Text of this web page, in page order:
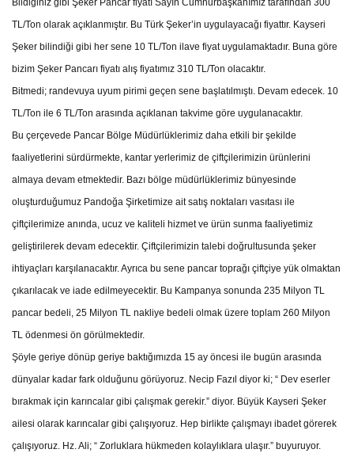
Bildiğiniz gibi Şeker Pancar fiyatı Sayın Cumhurbaşkanımız tarafından 300
TL/Ton olarak açıklanmıştır. Bu Türk Şeker’in uygulayacağı fiyattır. Kayseri
Şeker bilindiği gibi her sene 10 TL/Ton ilave fiyat uygulamaktadır. Buna göre
bizim Şeker Pancarı fiyatı alış fiyatımız 310 TL/Ton olacaktır.
Bitmedi; randevuya uyum pirimi geçen sene başlatılmıştı. Devam edecek. 10
TL/Ton ile 6 TL/Ton arasında açıklanan takvime göre uygulanacaktır.
Bu çerçevede Pancar Bölge Müdürlüklerimiz daha etkili bir şekilde
faaliyetlerini sürdürmekte, kantar yerlerimiz de çiftçilerimizin ürünlerini
almaya devam etmektedir. Bazı bölge müdürlüklerimiz bünyesinde
oluşturduğumuz Pandoğa Şirketimize ait satış noktaları vasıtası ile
çiftçilerimize anında, ucuz ve kaliteli hizmet ve ürün sunma faaliyetimiz
geliştirilerek devam edecektir. Çiftçilerimizin talebi doğrultusunda şeker
ihtiyaçları karşılanacaktır. Ayrıca bu sene pancar toprağı çiftçiye yük olmaktan
çıkarılacak ve iade edilmeyecektir. Bu Kampanya sonunda 235 Milyon TL
pancar bedeli, 25 Milyon TL nakliye bedeli olmak üzere toplam 260 Milyon
TL ödenmesi ön görülmektedir.
Şöyle geriye dönüp geriye baktığımızda 15 ay öncesi ile bugün arasında
dünyalar kadar fark olduğunu görüyoruz. Necip Fazıl diyor ki; “ Dev eserler
bırakmak için karıncalar gibi çalışmak gerekir.” diyor. Büyük Kayseri Şeker
ailesi olarak karıncalar gibi çalışıyoruz. Hep birlikte çalışmayı ibadet görerek
çalışıyoruz. Hz. Ali; “ Zorluklara hükmeden kolaylıklara ulaşır.” buyuruyor.